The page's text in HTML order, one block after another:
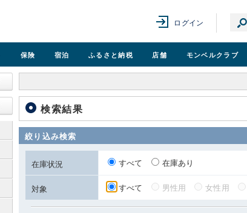
ログイン
保険 宿泊 ふるさと納税 店舗 モンベルクラブ
検索結果
絞り込み検索
在庫状況 すべて 在庫あり
対象 すべて 男性用 女性用